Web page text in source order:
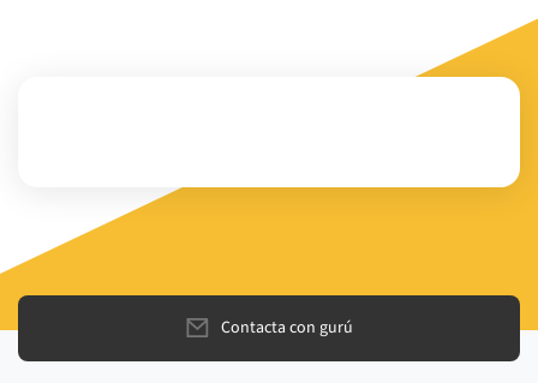
Contacta con gurú